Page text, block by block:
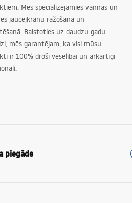
Mēs specializējamies vannas un
jaucējkrānu ražošanā un
Balstoties uz daudzu gadu
mēs garantējam, ka visi mūsu
ir 100% droši veselībai un ārkārtīgi
piegāde